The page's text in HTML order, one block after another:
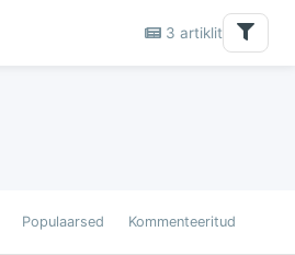
3 artiklit
Populaarsed Kommenteeritud